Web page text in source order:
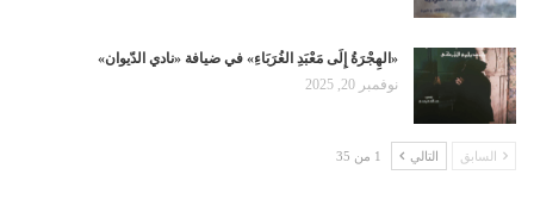
«الهِجْرَةُ إِلَى مَعْبَدِ الغُرَبَاءِ» في ضيافة «نادي الدّيوان»
نوفمبر 20, 2025
السابق التالي 1 من 35